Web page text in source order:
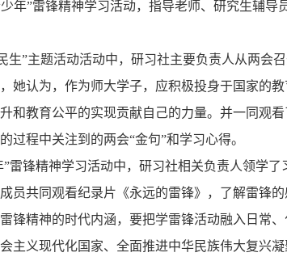
少年”雷锋精神学习活动，指导老师、研究生辅
生”主题活动活动中，研习社主要负责人从两会
她认为，作为师大学子，应积极投身于国家的
和教育公平的实现贡献自己的力量。并一同观
过程中关注到的两会“金句”和学习心得。
”雷锋精神学习活动中，研习社相关负责人领学
员共同观看纪录片《永远的雷锋》，了解雷锋
锋精神的时代内涵，要把学雷锋活动融入日常
主义现代化国家、全面推进中华民族伟大复兴凝